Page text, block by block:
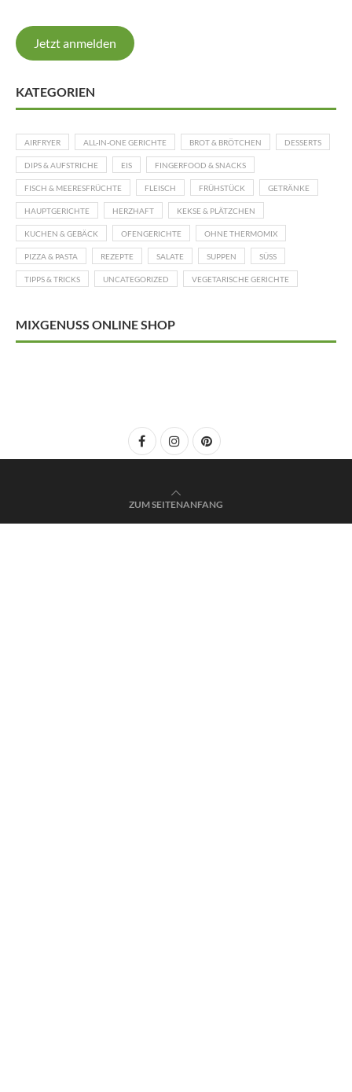
Jetzt anmelden
KATEGORIEN
AIRFRYER ALL-IN-ONE GERICHTE BROT & BRÖTCHEN DESSERTS
DIPS & AUFSTRICHE EIS FINGERFOOD & SNACKS
FISCH & MEERESFRÜCHTE FLEISCH FRÜHSTÜCK GETRÄNKE
HAUPTGERICHTE HERZHAFT KEKSE & PLÄTZCHEN
KUCHEN & GEBÄCK OFENGERICHTE OHNE THERMOMIX
PIZZA & PASTA REZEPTE SALATE SUPPEN SÜSS
TIPPS & TRICKS UNCATEGORIZED VEGETARISCHE GERICHTE
MIXGENUSS ONLINE SHOP
ZUM SEITENANFANG